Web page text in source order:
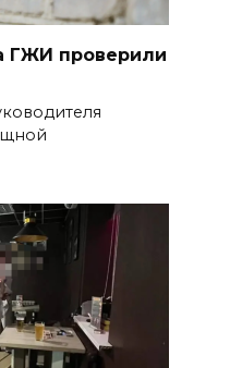
ГЖИ проверили